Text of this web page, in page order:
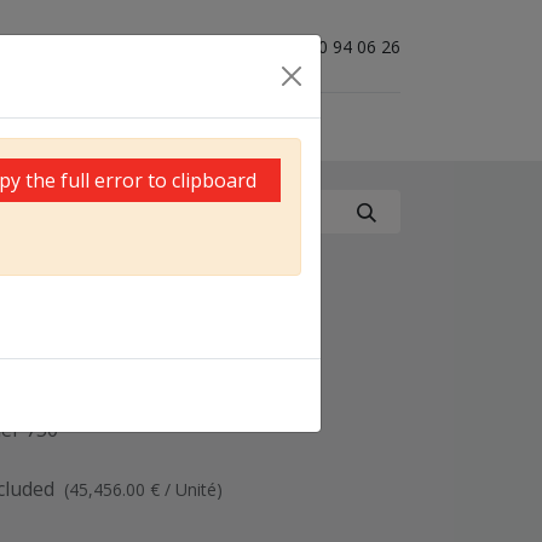
04 50 94 06 26
m³ 7200 x 1640
750
(45,456.00 € / Unité)
the full error to clipboard